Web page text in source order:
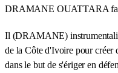
DRAMANE OUATTARA
Il (DRAMANE)
de la Côte d'Ivoire pour créer
dans le but de s'ériger en